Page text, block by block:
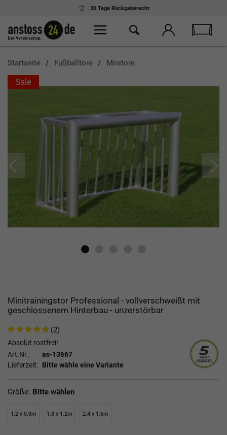
30 Tage Rückgaberecht
Startseite Fußballtore Minitore
Sale
Minitrainingstor Professional - vollverschweißt mit
geschlossenem Hinterbau - unzerstörbar
(2)
Absolut rostfrei!
Art.Nr.:
as-13667
Lieferzeit: Bitte wähle eine Variante
Größe: Bitte wählen
1.2 x 0.8m 1.8 x 1.2m 2.4 x 1.6m